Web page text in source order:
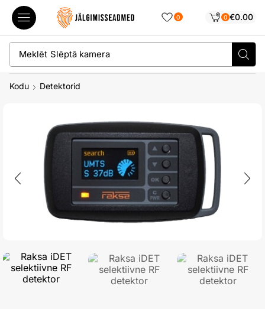
0 0 €0.00
Meklēt Slēptā kamera
Kodu Detektorid